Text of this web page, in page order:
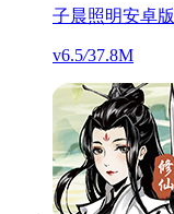
子晨照明安卓版
v6.5/37.8M